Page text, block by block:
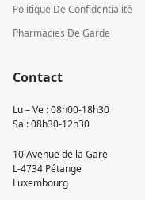
Politique De Confidentialité
Pharmacies De Garde
Contact
Lu – Ve : 08h00-18h30
Sa : 08h30-12h30
10 Avenue de la Gare
L-4734 Pétange
Luxembourg